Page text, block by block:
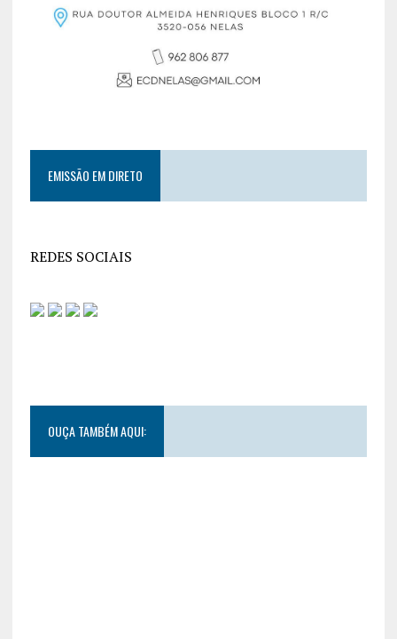
EMISSÃO EM DIRETO
REDES SOCIAIS
OUÇA TAMBÉM AQUI: